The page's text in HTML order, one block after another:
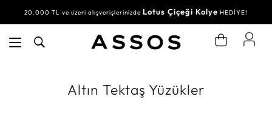
20.000 TL ve üzeri alışverişlerinizde Lotus Çiçeği Kolye HEDİYE!
Altın Tektaş Yüzükler